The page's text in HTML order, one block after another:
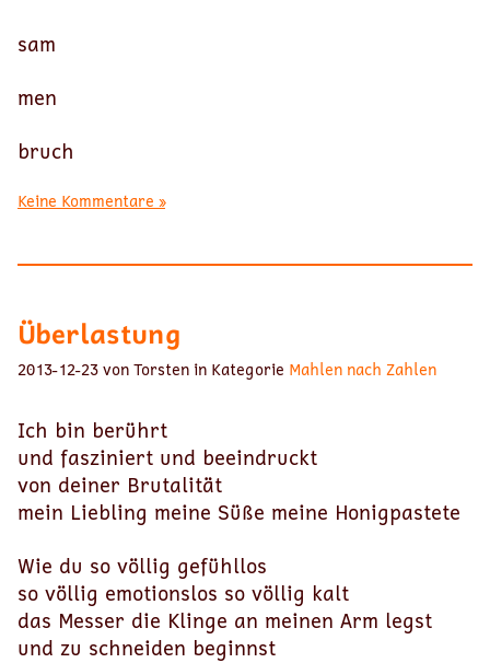
sam
men
bruch
Keine Kommentare »
Überlastung
2013-12-23 von Torsten in Kategorie Mahlen nach Zahlen
Ich bin berührt
und fasziniert und beeindruckt
von deiner Brutalität
mein Liebling meine Süße meine Honigpastete
Wie du so völlig gefühllos
so völlig emotionslos so völlig kalt
das Messer die Klinge an meinen Arm legst
und zu schneiden beginnst